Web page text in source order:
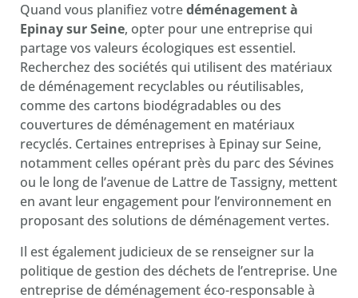
Quand vous planifiez votredéménagement à
Epinay sur Seine, opter pour une entreprise qui
partage vos valeurs écologiques est essentiel.
Recherchez des sociétés qui utilisent des matériaux
de déménagement recyclables ou réutilisables,
comme des cartons biodégradables ou des
couvertures de déménagement en matériaux
recyclés. Certaines entreprises à Epinay sur Seine,
notamment celles opérant près du parc des Sévines
ou le long de l’avenue de Lattre de Tassigny, mettent
en avant leur engagement pour l’environnement en
proposant des solutions de déménagement vertes.
Il est également judicieux de se renseigner sur la
politique de gestion des déchets de l’entreprise. Une
entreprise de déménagement éco-responsable à